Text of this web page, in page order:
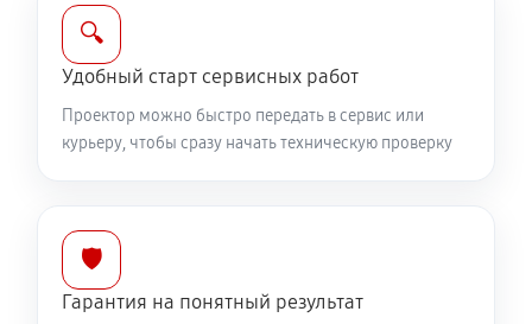
🔍
Удобный старт сервисных работ
Проектор можно быстро передать в сервис или
курьеру, чтобы сразу начать техническую проверку
🛡️
Гарантия на понятный результат